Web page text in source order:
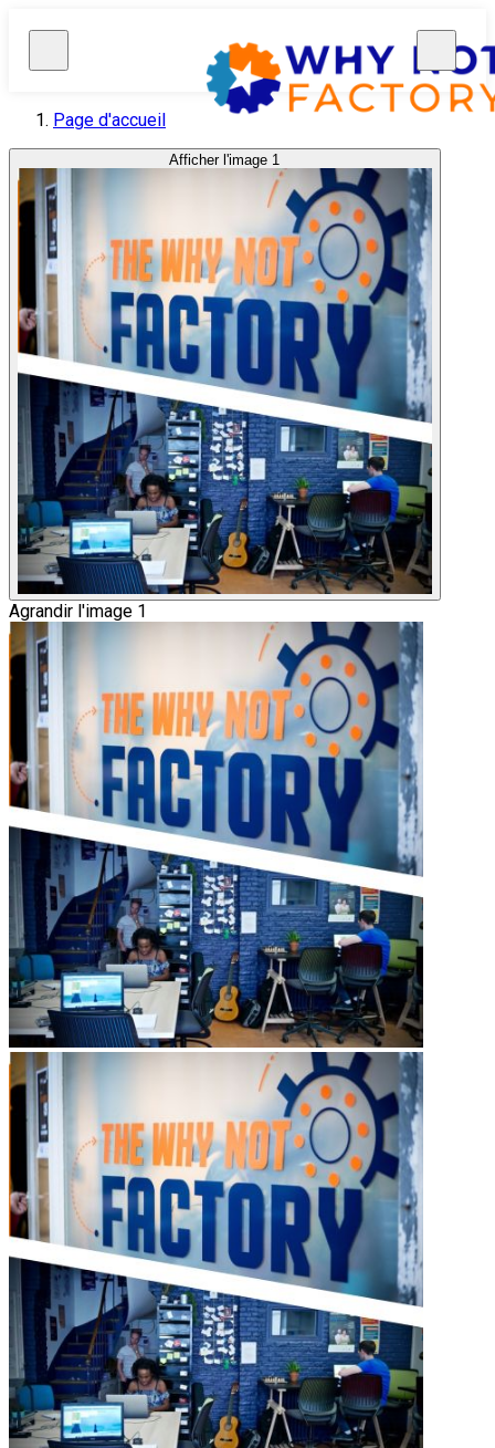
Page d'accueil
Afficher l'image 1
Agrandir l'image 1